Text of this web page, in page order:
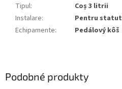
Tipul:
Coș 3 litrii
Instalare:
Pentru statut
Echipamente: Pedálový kôš
Podobné produkty